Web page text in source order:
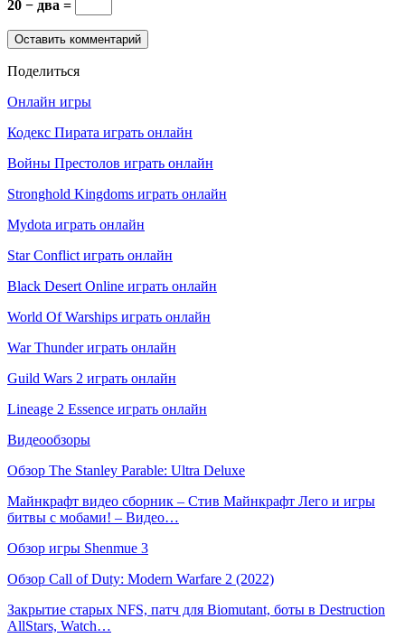
20 − два =
Поделиться
Онлайн игры
Кодекс Пирата играть онлайн
Войны Престолов играть онлайн
Stronghold Kingdoms играть онлайн
Mydota играть онлайн
Star Conflict играть онлайн
Black Desert Online играть онлайн
World Of Warships играть онлайн
War Thunder играть онлайн
Guild Wars 2 играть онлайн
Lineage 2 Essence играть онлайн
Видеообзоры
Обзор The Stanley Parable: Ultra Deluxe
Майнкрафт видео сборник – Стив Майнкрафт Лего и игры
битвы с мобами! – Видео…
Обзор игры Shenmue 3
Обзор Call of Duty: Modern Warfare 2 (2022)
Закрытие старых NFS, патч для Biomutant, боты в Destruction
AllStars, Watch…